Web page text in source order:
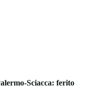
Sciacca: ferito